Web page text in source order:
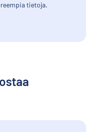
tietoja.